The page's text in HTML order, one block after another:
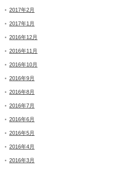
2017年2月
2017年1月
2016年12月
2016年11月
2016年10月
2016年9月
2016年8月
2016年7月
2016年6月
2016年5月
2016年4月
2016年3月